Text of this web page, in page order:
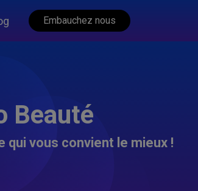
Embauchez nous
Beauté
qui vous convient le mieux !